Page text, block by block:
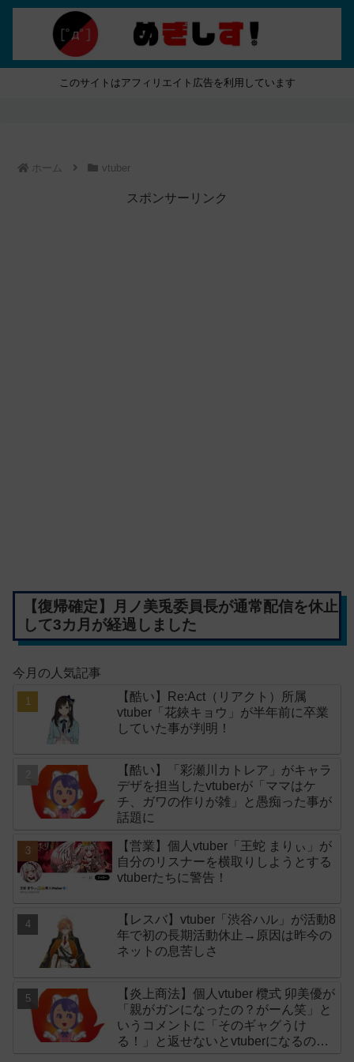
このサイトはアフィリエイト広告を利用しています
ホーム vtuber
スポンサーリンク
【復帰確定】月ノ美兎委員長が通常配信を休止
して3カ月が経過しました
今月の人気記事
【酷い】Re:Act（リアクト）所属
vtuber「花鋏キョウ」が半年前に卒業
していた事が判明！
【酷い】「彩瀬川カトレア」がキャラ
デザを担当したvtuberが「ママはケ
チ、ガワの作りが雑」と愚痴った事が
話題に
【営業】個人vtuber「王蛇 まりぃ」が
自分のリスナーを横取りしようとする
vtuberたちに警告！
【レスバ】vtuber「渋谷ハル」が活動8
年で初の長期活動休止→原因は昨今の
ネットの息苦しさ
【炎上商法】個人vtuber 欖式 卯美優が
「親がガンになったの？がーん笑」と
いうコメントに「そのギャグうけ
る！」と返せないとvtuberになるのは